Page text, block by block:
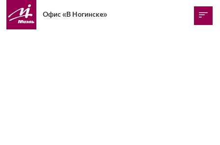
Офис«В Ногинске»